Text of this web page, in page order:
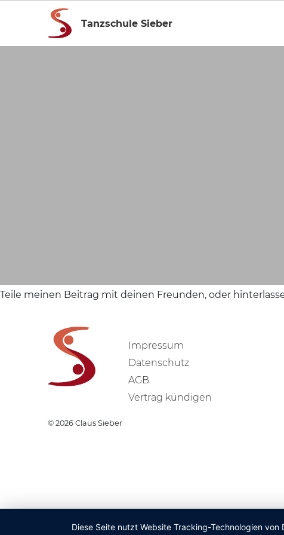
Tanzschule Sieber
Teile meinen Beitrag mit deinen Freunden, oder
Impressum
Datenschutz
AGB
Vertrag kündigen
© 2026 Claus Sieber
Diese Seite nutzt Website Tracking-Technologien